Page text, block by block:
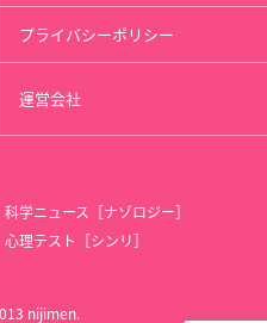
プライバシーポリシー
運営会社
科学ニュース［ナゾロジー］
心理テスト［シンリ］
nijimen.